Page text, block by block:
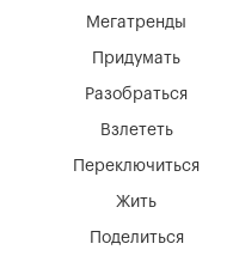
Мегатренды
Придумать
Разобраться
Взлететь
Переключиться
Жить
Поделиться